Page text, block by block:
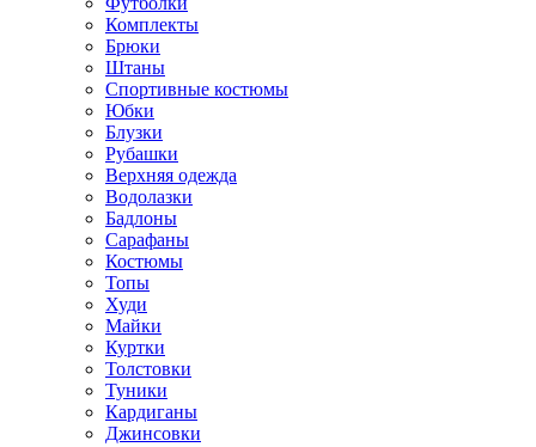
Комплекты
Брюки
Штаны
Спортивные костюмы
Юбки
Блузки
Рубашки
Верхняя одежда
Водолазки
Бадлоны
Сарафаны
Костюмы
Топы
Худи
Майки
Куртки
Толстовки
Туники
Кардиганы
Джинсовки